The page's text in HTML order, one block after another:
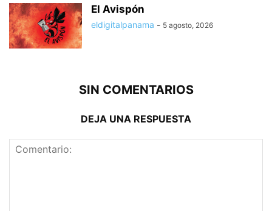
El Avispón
eldigitalpanama - 5 agosto, 2026
SIN COMENTARIOS
DEJA UNA RESPUESTA